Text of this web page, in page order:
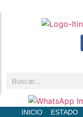
INICIO ESTADO